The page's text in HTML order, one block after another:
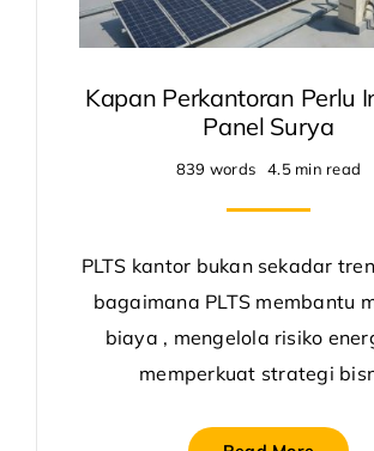
Kapan Perkantoran Perlu
Panel Surya
839 words 4.5 min read
PLTS kantor bukan sekadar
bagaimana PLTS membantu
biaya , mengelola risiko
memperkuat strategi